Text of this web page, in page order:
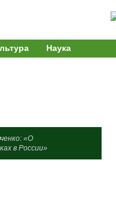
Наука
«О
в России»